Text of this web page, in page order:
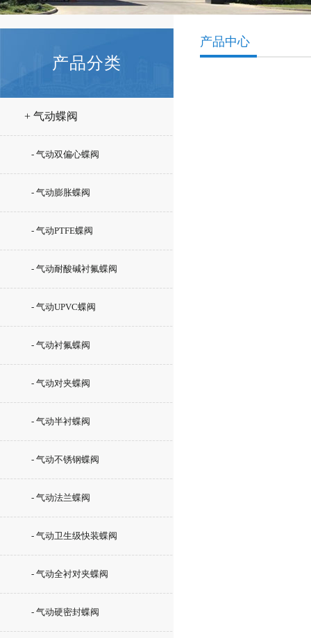
产品分类
+ 气动蝶阀
- 气动双偏心蝶阀
- 气动膨胀蝶阀
- 气动PTFE蝶阀
- 气动耐酸碱衬氟蝶阀
- 气动UPVC蝶阀
- 气动衬氟蝶阀
- 气动对夹蝶阀
- 气动半衬蝶阀
- 气动不锈钢蝶阀
- 气动法兰蝶阀
- 气动卫生级快装蝶阀
- 气动全衬对夹蝶阀
- 气动硬密封蝶阀
产品中心